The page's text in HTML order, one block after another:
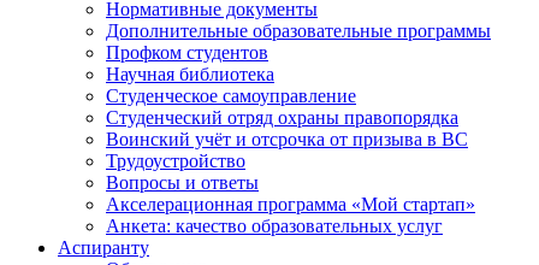
Нормативные документы
Дополнительные образовательные программы
Профком студентов
Научная библиотека
Студенческое самоуправление
Студенческий отряд охраны правопорядка
Воинский учёт и отсрочка от призыва в ВС
Трудоустройство
Вопросы и ответы
Акселерационная программа «Мой стартап»
Анкета: качество образовательных услуг
Аспиранту